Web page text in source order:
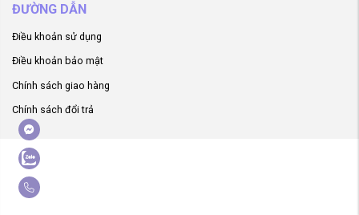
ĐƯỜNG DẪN
Điều khoản sử dụng
Điều khoản bảo mật
Chính sách giao hàng
Chính sách đổi trả